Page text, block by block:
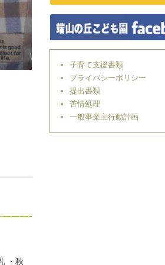
・秋
子育て支援書類
プライバシーポリシー
提出書類
苦情処理
一般事業主行動計画